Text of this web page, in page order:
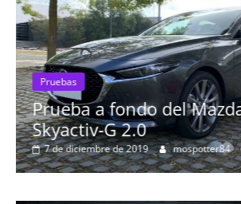
a fondo del Mazda3
G 2.0
diciembre de 2019 mospotter84 0